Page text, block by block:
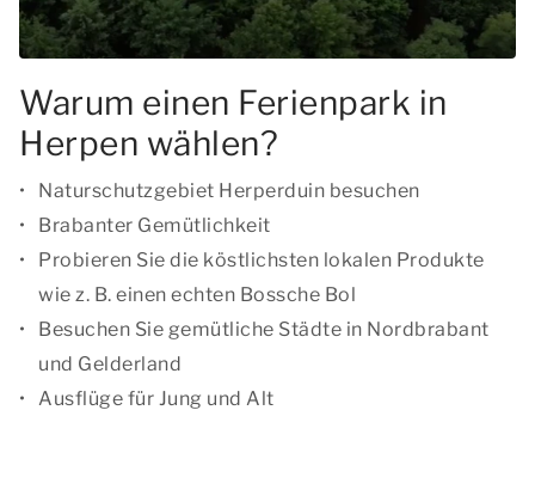
Warum einen Ferienpark in
Herpen wählen?
Naturschutzgebiet Herperduin besuchen
Brabanter Gemütlichkeit
Probieren Sie die köstlichsten lokalen Produkte
wie z. B. einen echten Bossche Bol
Besuchen Sie gemütliche Städte in Nordbrabant
und Gelderland
Ausflüge für Jung und Alt